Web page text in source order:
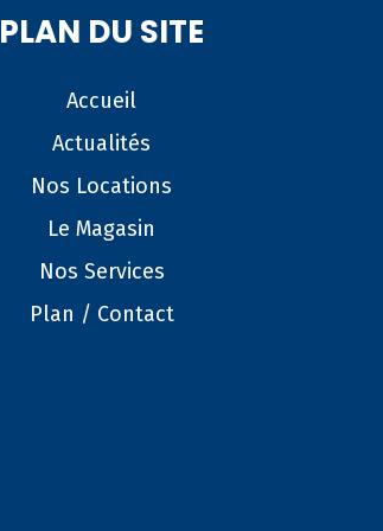
PLAN DU SITE
Accueil
Actualités
Nos Locations
Le Magasin
Nos Services
Plan / Contact